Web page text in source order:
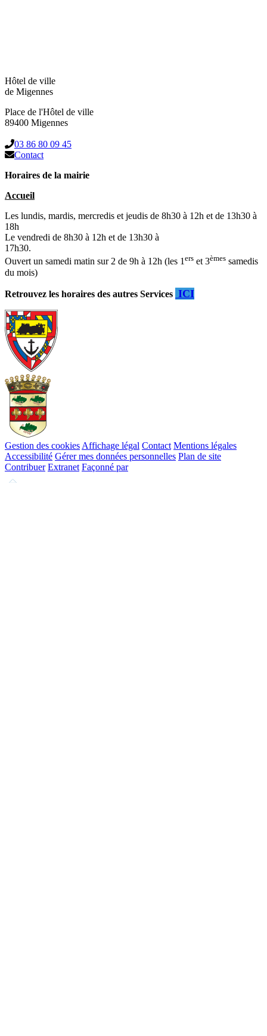
Hôtel de ville
de Migennes
Place de l'Hôtel de ville
89400 Migennes
03 86 80 09 45
Contact
Horaires de la mairie
Accueil
Les lundis, mardis, mercredis et jeudis de 8h30 à 12h et de 13h30 à
18h
Le vendredi de 8h30 à 12h et de 13h30 à
17h30.
Ouvert un samedi matin sur 2 de 9h à 12h (les 1ers et 3èmes samedis
du mois)
Retrouvez les horaires des autres Services ICI
Gestion des cookies Affichage légal Contact Mentions légales
Accessibilité Gérer mes données personnelles Plan de site
Contribuer Extranet Façonné par